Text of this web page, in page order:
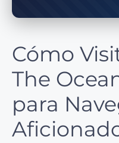
Cómo
The
para